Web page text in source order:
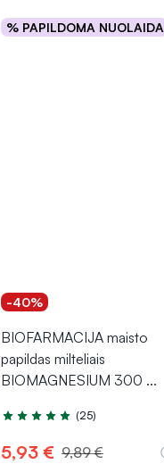
% PAPILDOMA NUOLAIDA
Į krepšelį
-40%
BIOFARMACIJA maisto
papildas milteliais
BIOMAGNESIUM 300 ...
Įvertinimas 4.8 iš 5
(25)
5,93 € 9,89 €